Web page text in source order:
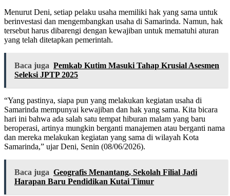
Menurut Deni, setiap pelaku usaha memiliki hak yang sama untuk
berinvestasi dan mengembangkan usaha di Samarinda. Namun, hak
tersebut harus dibarengi dengan kewajiban untuk mematuhi aturan
yang telah ditetapkan pemerintah.
Baca juga Pemkab Kutim Masuki Tahap Krusial Asesmen
Seleksi JPTP 2025
“Yang pastinya, siapa pun yang melakukan kegiatan usaha di
Samarinda mempunyai kewajiban dan hak yang sama. Kita bicara
hari ini bahwa ada salah satu tempat hiburan malam yang baru
beroperasi, artinya mungkin berganti manajemen atau berganti nama
dan mereka melakukan kegiatan yang sama di wilayah Kota
Samarinda,” ujar Deni, Senin (08/06/2026).
Baca juga Geografis Menantang, Sekolah Filial Jadi
Harapan Baru Pendidikan Kutai Timur